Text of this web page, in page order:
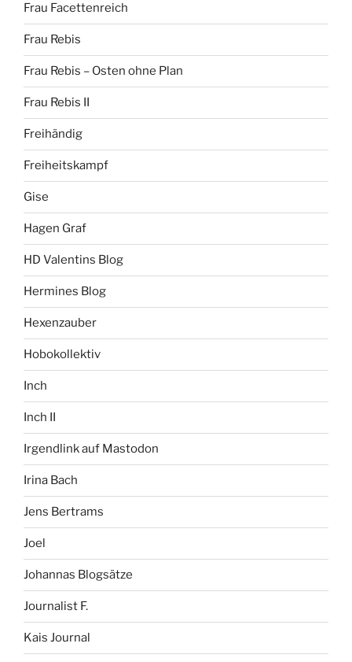
Frau Facettenreich
Frau Rebis
Frau Rebis – Osten ohne Plan
Frau Rebis II
Freihändig
Freiheitskampf
Gise
Hagen Graf
HD Valentins Blog
Hermines Blog
Hexenzauber
Hobokollektiv
Inch
Inch II
Irgendlink auf Mastodon
Irina Bach
Jens Bertrams
Joel
Johannas Blogsätze
Journalist F.
Kais Journal